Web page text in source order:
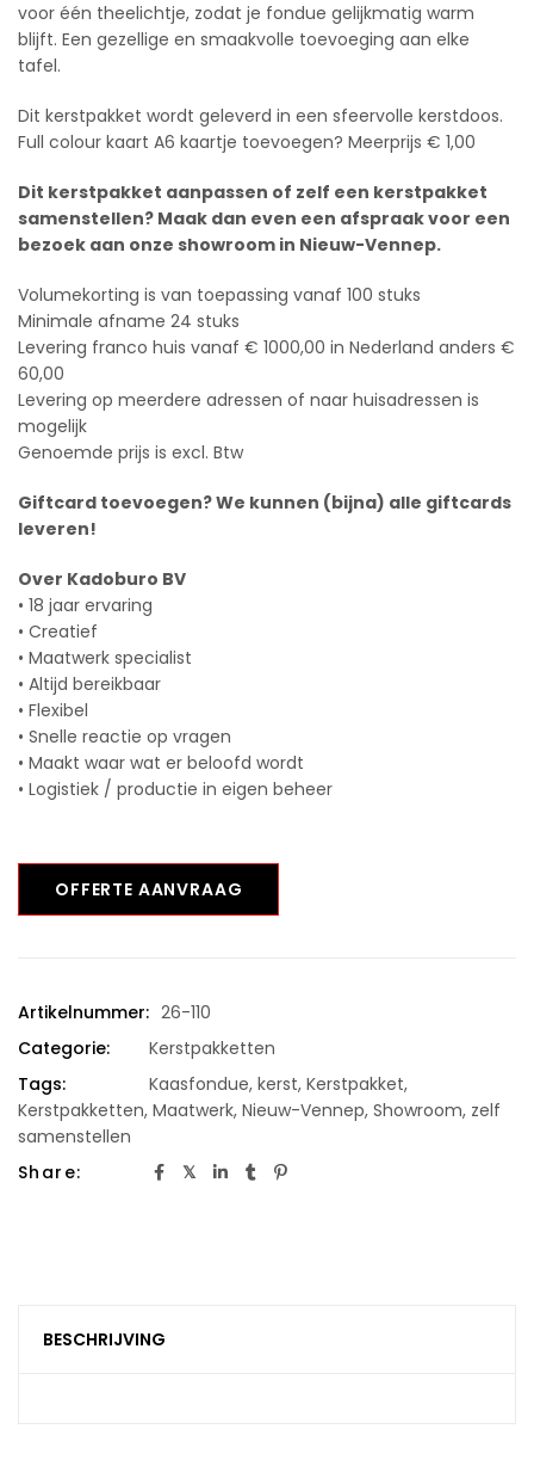
voor één theelichtje, zodat je fondue gelijkmatig warm
blijft. Een gezellige en smaakvolle toevoeging aan elke
tafel.
Dit kerstpakket wordt geleverd in een sfeervolle kerstdoos.
Full colour kaart A6 kaartje toevoegen? Meerprijs € 1,00
Dit kerstpakket aanpassen of zelf een kerstpakket
samenstellen? Maak dan even een afspraak voor een
bezoek aan onze showroom in Nieuw-Vennep.
Volumekorting is van toepassing vanaf 100 stuks
Minimale afname 24 stuks
Levering franco huis vanaf € 1000,00 in Nederland anders €
60,00
Levering op meerdere adressen of naar huisadressen is
mogelijk
Genoemde prijs is excl. Btw
Giftcard toevoegen? We kunnen (bijna) alle giftcards
leveren!
Over Kadoburo BV
• 18 jaar ervaring
• Creatief
• Maatwerk specialist
• Altijd bereikbaar
• Flexibel
• Snelle reactie op vragen
• Maakt waar wat er beloofd wordt
• Logistiek / productie in eigen beheer
OFFERTE AANVRAAG
Artikelnummer: 26-110
Categorie:
Kerstpakketten
Tags:
Kaasfondue, kerst, Kerstpakket,
Kerstpakketten, Maatwerk, Nieuw-Vennep, Showroom, zelf
samenstellen
Share:
BESCHRIJVING